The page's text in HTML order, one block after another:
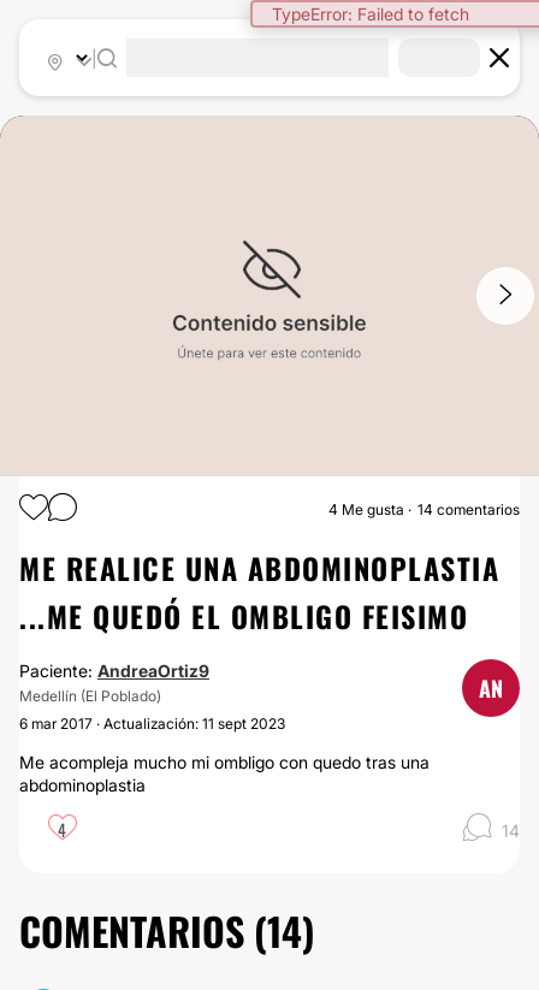
TypeError: Failed to fetch
ABDOMINOPLASTIA
4 Me gusta 14 comentarios
ME REALICE UNA ABDOMINOPLASTIA
...ME QUEDÓ EL OMBLIGO FEISIMO
Paciente: AndreaOrtiz9
Medellín (El Poblado) AN
6 mar 2017 · Actualización: 11 sept 2023
Me acompleja mucho mi ombligo con quedo tras una
abdominoplastia
4 14
COMENTARIOS (14)